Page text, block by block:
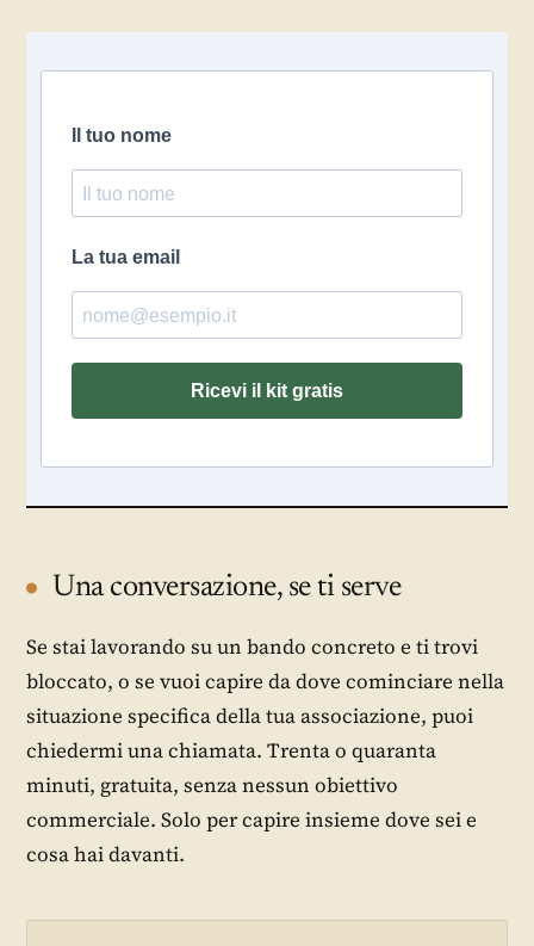
Il tuo nome
La tua email
Ricevi il kit gratis
Una conversazione, se ti serve
Se stai lavorando su un bando concreto e ti trovi
bloccato, o se vuoi capire da dove cominciare nella
situazione specifica della tua associazione, puoi
chiedermi una chiamata. Trenta o quaranta
minuti, gratuita, senza nessun obiettivo
commerciale. Solo per capire insieme dove sei e
cosa hai davanti.